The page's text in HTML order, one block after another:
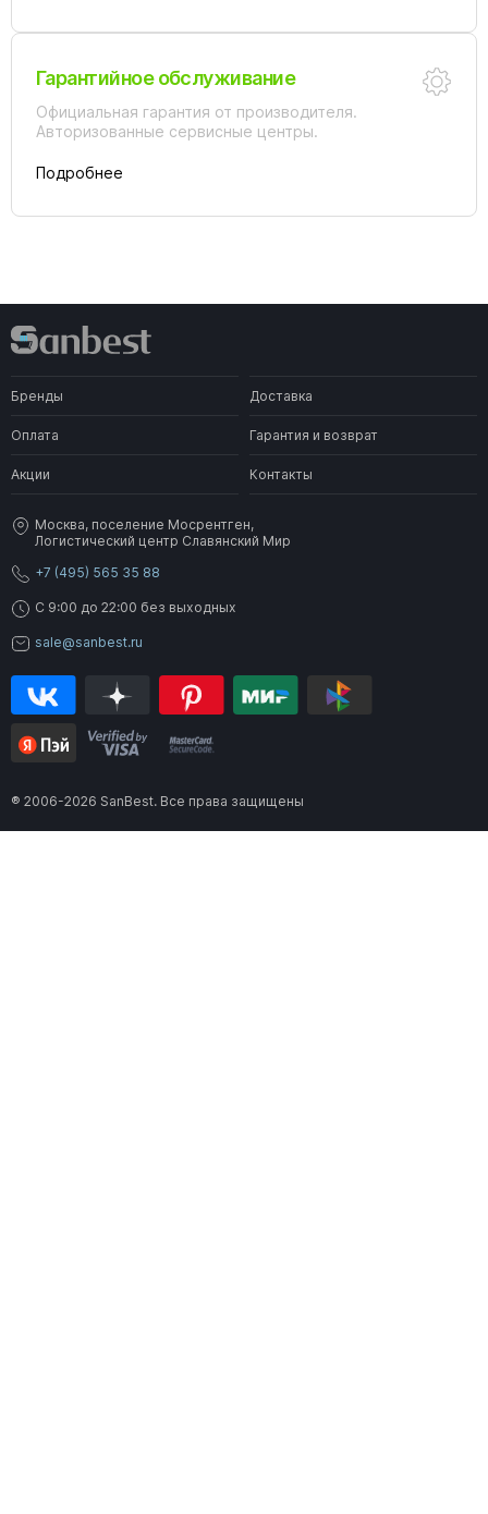
Гарантийное обслуживание
Официальная гарантия от производителя.
Авторизованные сервисные центры.
Подробнее
Бренды Доставка
Оплата Гарантия и возврат
Акции Контакты
Москва, поселение Мосрентген,
Логистический центр Славянский Мир
+7 (495) 565 35 88
C 9:00 до 22:00 без выходных
sale@sanbest.ru
® 2006-2026 SanBest. Все права защищены